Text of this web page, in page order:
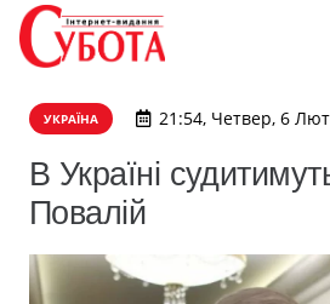
УКРАЇНА 21:54, Четвер, 6
В Україні
Повалій